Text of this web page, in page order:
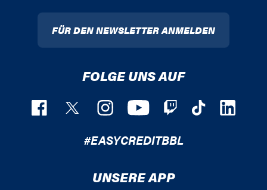
FÜR DEN NEWSLETTER ANMELDEN
FOLGE UNS AUF
#EASYCREDITBBL
UNSERE APP